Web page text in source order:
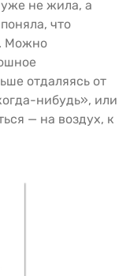
уже не жила, а
что
Можно
отдаляясь от
нибудь», или
— на воздух, к